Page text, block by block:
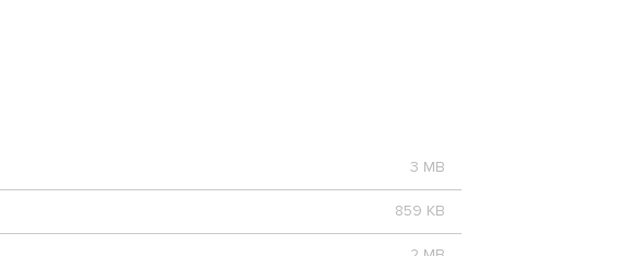
3 MB
859 KB